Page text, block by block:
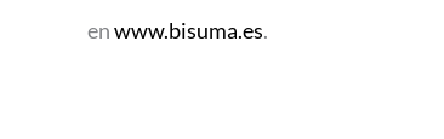
enwww.bisuma.es.